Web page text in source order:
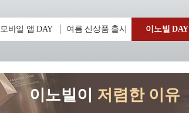
모바일 앱 DAY 여름 신상품 출시 이노빌 DAY
이노빌이 저렴한 이유